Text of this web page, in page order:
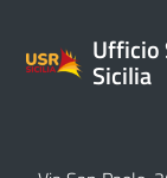
Ufficio
Sicilia